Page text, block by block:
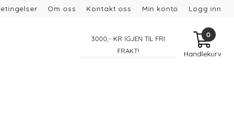
Om oss Kontakt oss Min konto Logg inn
3000 ,- KR IGJEN TIL FRI
FRAKT!
0
Handlekurv